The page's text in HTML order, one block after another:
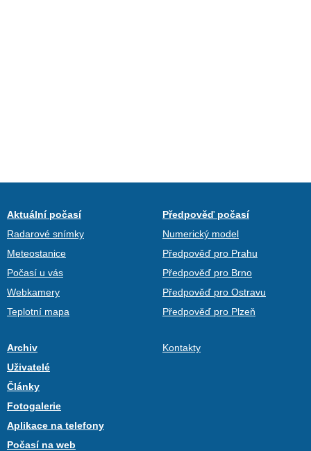
Aktuální počasí
Radarové snímky
Meteostanice
Počasí u vás
Webkamery
Teplotní mapa
Předpověď počasí
Numerický model
Předpověď pro Prahu
Předpověď pro Brno
Předpověď pro Ostravu
Předpověď pro Plzeň
Archiv
Uživatelé
Články
Fotogalerie
Aplikace na telefony
Počasí na web
Kontakty